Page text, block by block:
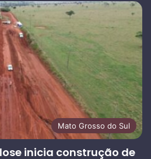
Mato Grosso do Sul
inicia construção de